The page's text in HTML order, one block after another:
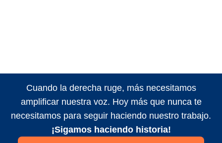
Cuando la derecha ruge, más necesitamos
amplificar nuestra voz. Hoy más que nunca te
necesitamos para seguir haciendo nuestro trabajo.
¡Sigamos haciendo historia!